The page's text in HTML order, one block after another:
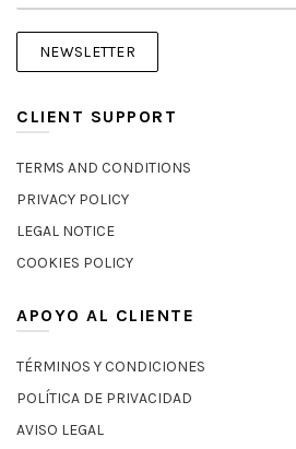
CLIENT SUPPORT
TERMS AND CONDITIONS
PRIVACY POLICY
LEGAL NOTICE
COOKIES POLICY
APOYO AL CLIENTE
TÉRMINOS Y CONDICIONES
POLÍTICA DE PRIVACIDAD
AVISO LEGAL